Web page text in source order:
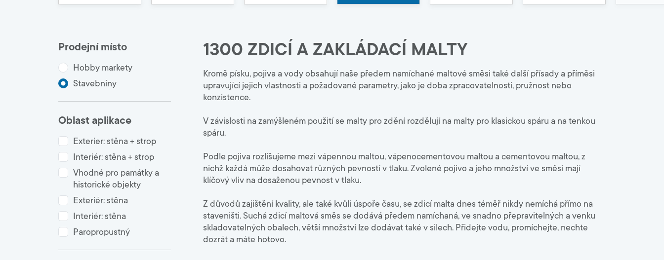
5000
Samonivelační stěrky
8000
Obklady a dlažby
Penetrace a kontaktní můstky
Lepidla na obklady
Spárovací hmoty
Tmely, příslušenství
9000
Malty, spárovací hmoty
Písky
Betony
Dokumenty k produktům
Pracovní postupy
Ostatní
Developeři
Prodejní místo
Hobby markety
Stavebniny
Oblast aplikace
Exterier: stěna + strop
Interiér: stěna + strop
Vhodné pro památky a
historické objekty
Exteriér: stěna
Interiér: stěna
Paropropustný
1300 ZDICÍ A ZAKLÁDACÍ MALTY
Kromě písku, pojiva a vody obsahují naše předem namíchané maltové směsi také další přísady a příměsi
upravující jejich vlastnosti a požadované parametry, jako je doba zpracovatelnosti, pružnost nebo
konzistence.
V závislosti na zamýšleném použití se malty pro zdění rozdělují na malty pro klasickou spáru a na tenkou
spáru.
Podle pojiva rozlišujeme mezi vápennou maltou, vápenocementovou maltou a cementovou maltou, z
nichž každá může dosahovat různých pevností v tlaku. Zvolené pojivo a jeho množství ve směsi mají
klíčový vliv na dosaženou pevnost v tlaku.
Z důvodů zajištění kvality, ale také kvůli úspoře času, se zdicí malta dnes téměř nikdy nemíchá přímo na
staveništi. Suchá zdicí maltová směs se dodává předem namíchaná, ve snadno přepravitelných a venku
skladovatelných obalech, větší množství lze dodávat také v silech. Přidejte vodu, promíchejte, nechte
dozrát a máte hotovo.